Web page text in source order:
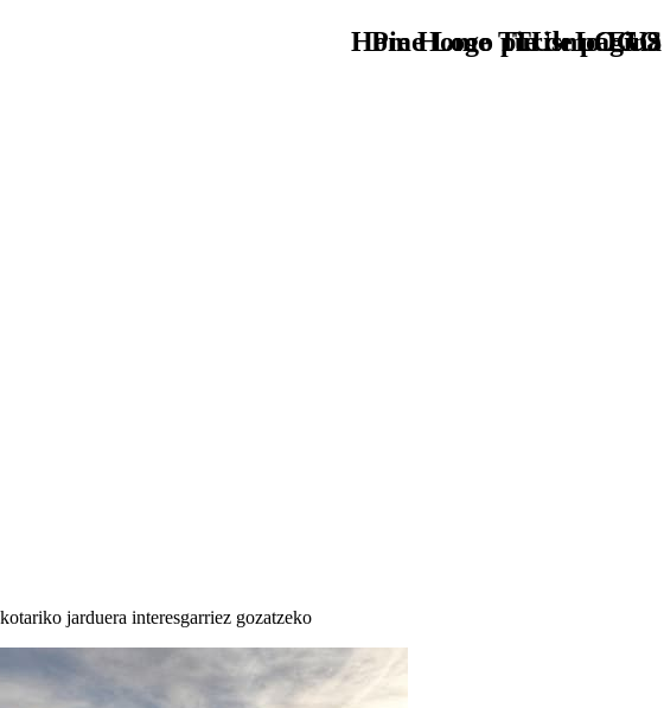
TU - LOGO
jarduera interesgarriez gozatzeko
Home Logo pie de página
Pie Home Turismo EUS